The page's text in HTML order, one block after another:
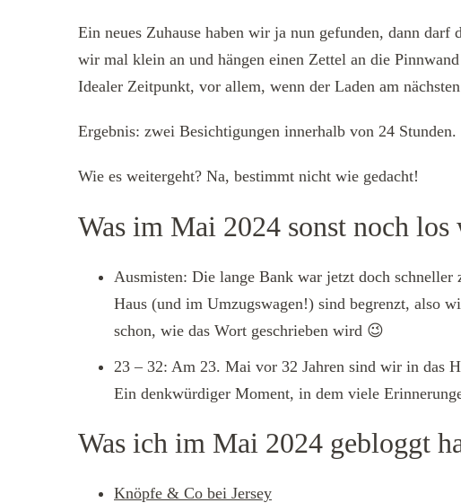
Ein neues Zuhause haben wir ja nun gefunden, dann darf
wir mal klein an und hängen einen Zettel an die
Idealer Zeitpunkt, vor allem, wenn der Laden am
Ergebnis: zwei Besichtigungen innerhalb von 24 Stunden.
Wie es weitergeht? Na, bestimmt nicht wie gedacht!
Was im Mai 2024 sonst noch los
Ausmisten: Die lange Bank war jetzt doch schneller
Haus (und im Umzugswagen!) sind begrenzt, also
schon, wie das Wort geschrieben wird 😉
23 – 32: Am 23. Mai vor 32 Jahren sind wir in das
Ein denkwürdiger Moment, in dem viele
Was ich im Mai 2024 gebloggt
Knöpfe & Co bei Jersey